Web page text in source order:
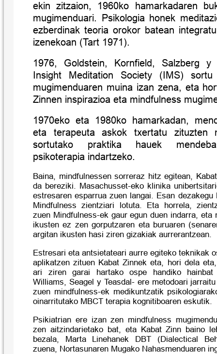
ekin zitzaion, 1960ko hamarkadaren
mugimenduari. Psikologia honek
ezberdinak teoria orokor batean
izenekoan (Tart 1971).
1976, Goldstein, Kornfield, Salzberg y
Insight Meditation Society (IMS) sortu
mugimenduaren muina izan zena, eta
Zinnen inspirazioa eta mindfulness
1970eko eta 1980ko hamarkadan,
eta terapeuta askok txertatu zituzten
sortutako praktika hauek
psikoterapia indartzeko.
Baina, mindfulnessen sorreraz hitz egitean,
da bereziki. Masachusset-eko klinika
estresaren esparrua zuen langai. Esan
Mindfulness zientziari lotuta. Eta horrela,
zuen Mindfulness-ek gaur egun duen indarra, eta
ikusten ez zen gorputzaren eta buruaren
argitan ikusten hasi ziren gizakiak aurrerantzean.
Estresari eta antsietateari aurre egiteko teknikak
aplikatzen zituen Kabat Zinnek eta, hori dela
ari ziren garai hartako ospe handiko
Williams, Seagel y Teasdal- ere metodoari
zuen mindfulness-ek medikuntzatik
oinarritutako MBCT terapia kognitiboaren eskutik.
Psikiatrian ere izan zen mindfulness
zen aitzindarietako bat, eta Kabat Zinn baino
bezala, Marta Linehanek DBT (Dialectical
zuena, Nortasunaren Mugako Nahasmenduaren